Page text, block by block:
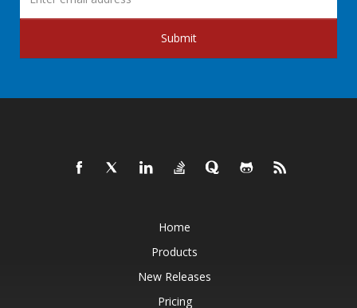
Submit
Home
Products
New Releases
Pricing